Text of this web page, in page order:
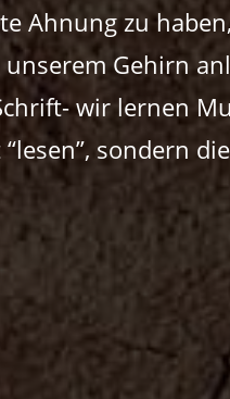
Ahnung zu
Gehirn
wir lernen
sondern